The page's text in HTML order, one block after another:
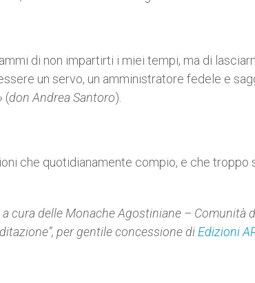
di non impartirti i miei tempi, ma di
un servo, un amministratore fedele e
(don Andrea Santoro).
che quotidianamente compio, e che troppo
cura delle Monache Agostiniane – Comunità
per gentile concessione di Edizioni